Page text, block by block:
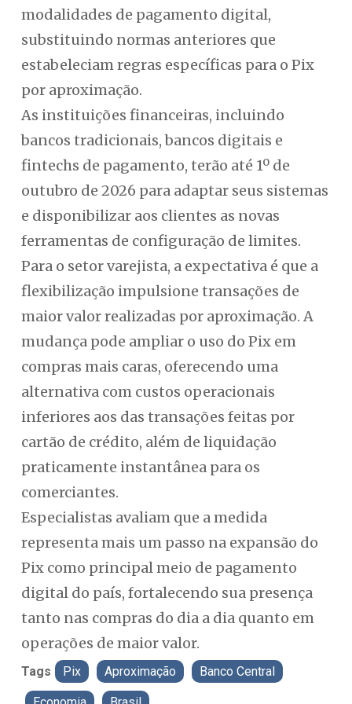
modalidades de pagamento digital,
substituindo normas anteriores que
estabeleciam regras específicas para o Pix
por aproximação.
As instituições financeiras, incluindo
bancos tradicionais, bancos digitais e
fintechs de pagamento, terão até 1º de
outubro de 2026 para adaptar seus sistemas
e disponibilizar aos clientes as novas
ferramentas de configuração de limites.
Para o setor varejista, a expectativa é que a
flexibilização impulsione transações de
maior valor realizadas por aproximação. A
mudança pode ampliar o uso do Pix em
compras mais caras, oferecendo uma
alternativa com custos operacionais
inferiores aos das transações feitas por
cartão de crédito, além de liquidação
praticamente instantânea para os
comerciantes.
Especialistas avaliam que a medida
representa mais um passo na expansão do
Pix como principal meio de pagamento
digital do país, fortalecendo sua presença
tanto nas compras do dia a dia quanto em
operações de maior valor.
Tags Pix Aproximação Banco Central